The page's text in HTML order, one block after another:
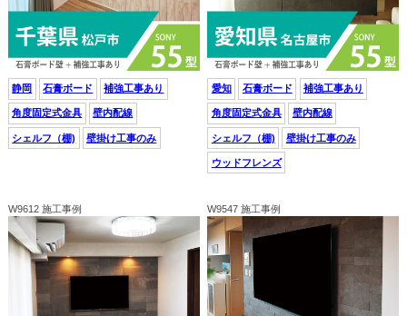
静岡 石膏ボード 補強工事あり
角度固定式金具 壁内配線
シェルフ（棚) 壁掛け工事のみ
愛知 石膏ボード 補強工事あり
角度固定式金具 壁内配線
シェルフ（棚) 壁掛け工事のみ
ウッドフレンズ
W9612 施工事例 W9547 施工事例